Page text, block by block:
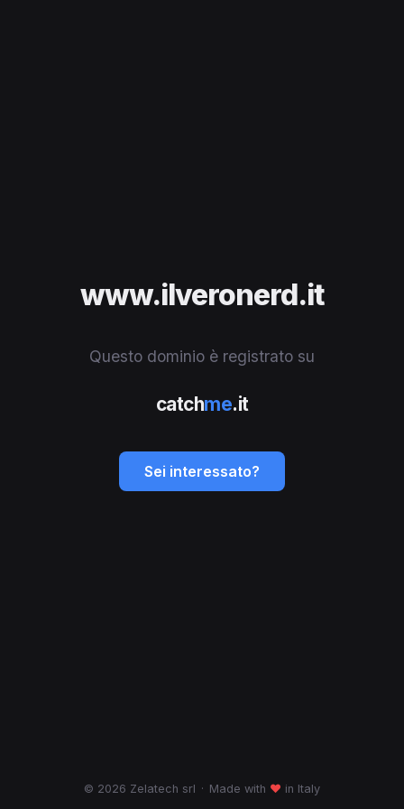
www.ilveronerd.it
Questo dominio è registrato su
catchme.it
Sei interessato?
© 2026 Zelatech srl · Made with ♥ in Italy